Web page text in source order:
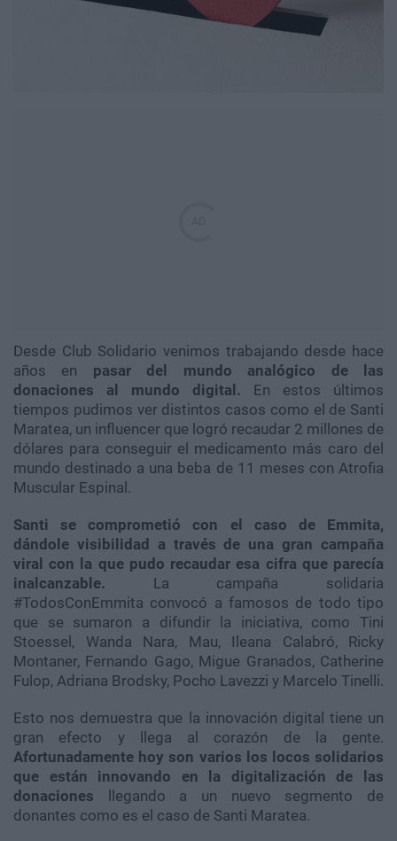
Desde Club Solidario venimos trabajando desde hace
años en pasar del mundo analógico de las
donaciones al mundo digital. En estos últimos
tiempos pudimos ver distintos casos como el de Santi
Maratea, un influencer que logró recaudar 2 millones de
dólares para conseguir el medicamento más caro del
mundo destinado a una beba de 11 meses con Atrofia
Muscular Espinal.
Santi se comprometió con el caso de Emmita,
dándole visibilidad a través de una gran campaña
viral con la que pudo recaudar esa cifra que parecía
inalcanzable. La campaña solidaria
#TodosConEmmita convocó a famosos de todo tipo
que se sumaron a difundir la iniciativa, como Tini
Stoessel, Wanda Nara, Mau, Ileana Calabró, Ricky
Montaner, Fernando Gago, Migue Granados, Catherine
Fulop, Adriana Brodsky, Pocho Lavezzi y Marcelo Tinelli.
Esto nos demuestra que la innovación digital tiene un
gran efecto y llega al corazón de la gente.
Afortunadamente hoy son varios los locos solidarios
que están innovando en la digitalización de las
donaciones llegando a un nuevo segmento de
donantes como es el caso de Santi Maratea.